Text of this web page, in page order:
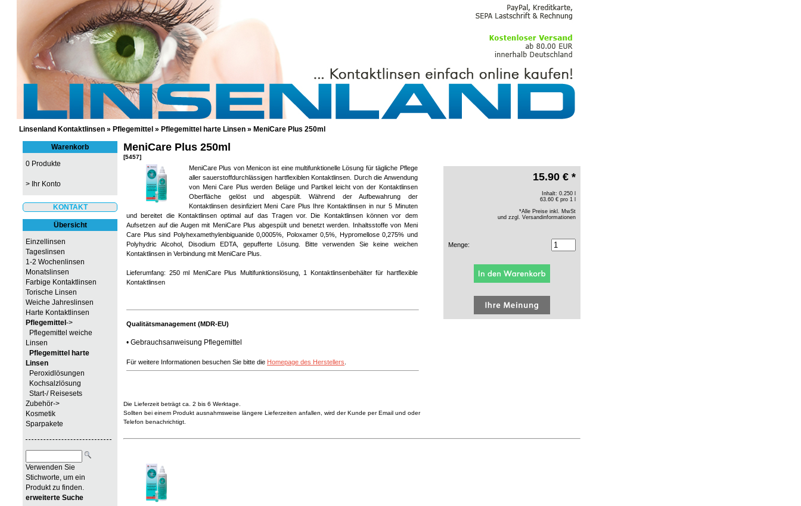
GÜNSTIGE KONTAKTLINSEN UND PFLEGEMITTEL
Linsenland Kontaktlinsen » Pflegemittel » Pflegemittel harte Linsen » MeniCare Plus 250ml
Warenkorb
0 Produkte
> Ihr Konto
KONTAKT
Übersicht
Einzellinsen
Tageslinsen
1-2 Wochenlinsen
Monatslinsen
Farbige Kontaktlinsen
Torische Linsen
Weiche Jahreslinsen
Harte Kontaktlinsen
Pflegemittel->
Pflegemittel weiche
Linsen
Pflegemittel harte
Linsen
Peroxidlösungen
Kochsalzlösung
Start-/ Reisesets
Zubehör->
Kosmetik
Sparpakete
Verwenden Sie
Stichworte, um ein
Produkt zu finden.
erweiterte Suche
MeniCare Plus 250ml
[5457]
MeniCare Plus von Menicon ist eine multifunktionelle Lösung für tägliche Pflege
aller sauerstoffdurchlässigen hartflexiblen Kontaktlinsen. Durch die Anwendung
von Meni Care Plus werden Beläge und Partikel leicht von der Kontaktlinsen
Oberfläche gelöst und abgespült. Während der Aufbewahrung der
Kontaktlinsen desinfiziert Meni Care Plus Ihre Kontaktlinsen in nur 5 Minuten
und bereitet die Kontaktlinsen optimal auf das Tragen vor. Die Kontaktlinsen können vor dem
Aufsetzen auf die Augen mit MeniCare Plus abgespült und benetzt werden. Inhaltsstoffe von Meni
Care Plus sind Polyhexamethylenbiguanide 0,0005%, Poloxamer 0,5%, Hypromellose 0,275% und
Polyhydric Alcohol, Disodium EDTA, gepufferte Lösung. Bitte verwenden Sie keine weichen
Kontaktlinsen in Verbindung mit MeniCare Plus.
Lieferumfang: 250 ml MeniCare Plus Multifunktionslösung, 1 Kontaktlinsenbehälter für hartflexible
Kontaktlinsen
Qualitätsmanagement (MDR-EU)
• Gebrauchsanweisung Pflegemittel
Für weitere Informationen besuchen Sie bitte die Homepage des Herstellers
Die Lieferzeit beträgt ca. 2 bis 6 Werktage.
Sollten bei einem Produkt ausnahmsweise längere Lieferzeiten anfallen, wird der Kunde per Email und oder
Telefon benachrichtigt.
15.90 € *
Inhalt: 0.250 l
63.60 € pro 1 l
*Alle Preise inkl. MwSt
und zzgl. Versandinformationen
Menge: